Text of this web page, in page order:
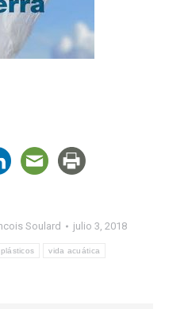
Soulard julio 3, 2018
plásticos vida acuática